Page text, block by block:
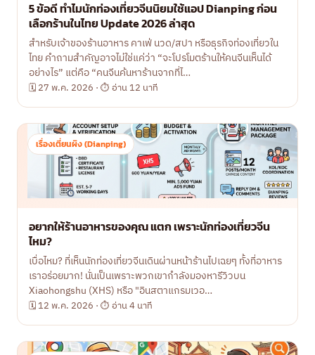
5 ข้อดี ทำไมนักท่องเที่ยวจีนนิยมใช้แอป Dianping ก่อน
เลือกร้านในไทย Update 2026 ล่าสุด
สำหรับเจ้าของร้านอาหาร คาเฟ่ นวด/สปา หรือธุรกิจท่องเที่ยวใน
ไทย คำถามสำคัญอาจไม่ใช่แค่ว่า “จะโปรโมตร้านให้คนจีนเห็นได้
อย่างไร” แต่คือ “คนจีนค้นหาร้านจากที่ไ…
🗓 27 พ.ค. 2026 · ⏱ อ่าน 12 นาที
เรื่องเตี่ยนผิง (Dianping)
อยากให้ร้านอาหารของคุณ แตก เพราะนักท่องเที่ยวจีน
ไหม?
เบื่อไหม? ที่เห็นนักท่องเที่ยวจีนเดินผ่านหน้าร้านไปเฉยๆ ทั้งที่อาหาร
เราอร่อยมาก! นั่นเป็นเพราะพวกเขากำลังมองหารีวิวบน
Xiaohongshu (XHS) หรือ "อินสตาแกรมเวอ…
🗓 12 พ.ค. 2026 · ⏱ อ่าน 4 นาที